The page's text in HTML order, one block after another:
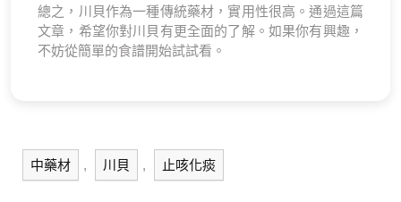
總之，川貝作為一種傳統藥材，實用性很高。通過這篇
文章，希望你對川貝有更全面的了解。如果你有興趣，
不妨從簡單的食譜開始試試看。
中藥材 , 川貝 , 止咳化痰